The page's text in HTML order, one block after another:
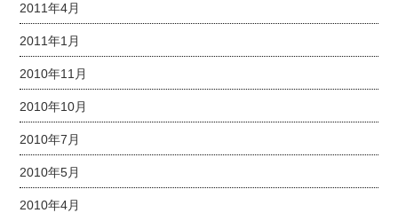
2011年4月
2011年1月
2010年11月
2010年10月
2010年7月
2010年5月
2010年4月